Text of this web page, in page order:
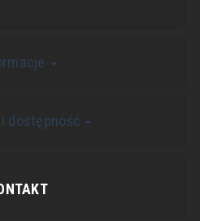
dostępność